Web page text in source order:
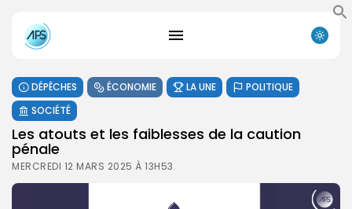
DÉPÊCHES ÉCONOMIE LA UNE
POLITIQUE
SOCIÉTÉ
Les atouts et les faiblesses de la caution
pénale
MERCREDI 12 MARS 2025 À 13H53